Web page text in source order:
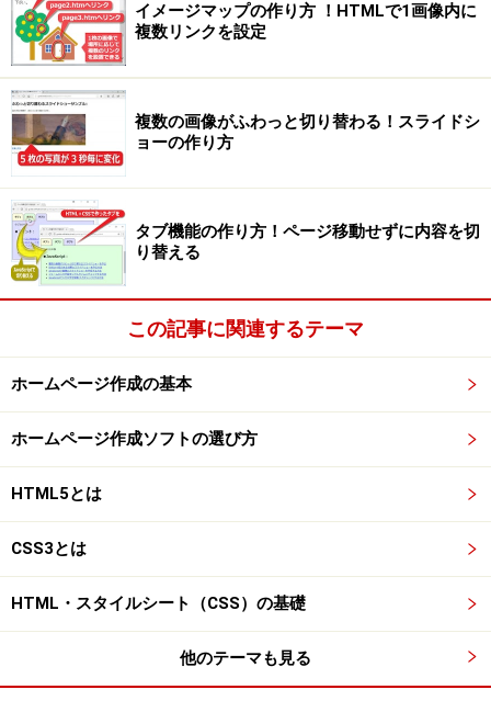
活用例の1つとして、下図のように横方向に並んでいる
文字を90度回転させて縦向きにし、ウインドウの端に寄
せておくデザインがあります。CSSでどのように回転さ
せてもHTML上のテキストはテキストですから、範囲選
択してコピーすることもできますし、検索対象にもなり
ますし、もちろんリンクもそのまま機能します。
ページの端に90度回転させた文字やリンクを表示したい際に
も画像化する必要はなく、transformプロパティに値rotate
を指定するだけで済む
文字単位や画像単位ではなくHTML内の特定の要素を丸
をすべて含んだボックス」の全体を任意の角度でぐるり
と回転させられます。いちいち画像化して加工するよう
な手間がないため、楽にデザインの幅を広げられるでし
ょう。
今回は、CSSのtransformプロパティを使って、HTMLに
イメージマップの作り方 ！HTMLで1画像内に
複数リンクを設定
複数の画像がふわっと切り替わる！スライドシ
ョーの作り方
タブ機能の作り方！ページ移動せずに内容を切
り替える
この記事に関連するテーマ
ホームページ作成の基本
ホームページ作成ソフトの選び方
HTML5とは
CSS3とは
HTML・スタイルシート（CSS）の基礎
他のテーマも見る